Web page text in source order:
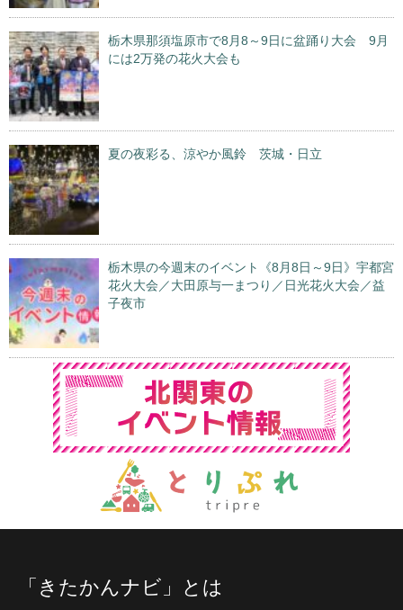
栃木県那須塩原市で8月8～9日に盆踊り大会 9月
には2万発の花火大会も
夏の夜彩る、涼やか風鈴 茨城・日立
栃木県の今週末のイベント《8月8日～9日》宇都宮
花火大会／大田原与一まつり／日光花火大会／益
子夜市
「きたかんナビ」とは